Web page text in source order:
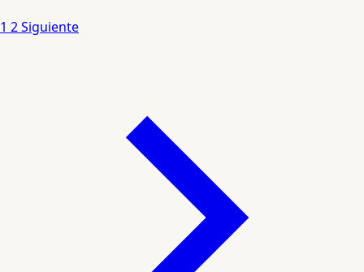
1 2Siguiente